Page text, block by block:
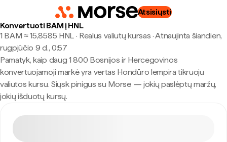
Atsisiųsti
Konvertuoti BAM į HNL
1 BAM ≈ 15,8585 HNL · Realus valiutų kursas ·Atnaujinta šiandien,
rugpjūčio 9 d., 0:57
Pamatyk, kaip daug 1 800 Bosnijos ir Hercegovinos
konvertuojamoji markė yra vertas Hondūro lempira tikruoju
valiutos kursu. Siųsk pinigus su Morse — jokių paslėptų maržų,
jokių išduotų kursų.